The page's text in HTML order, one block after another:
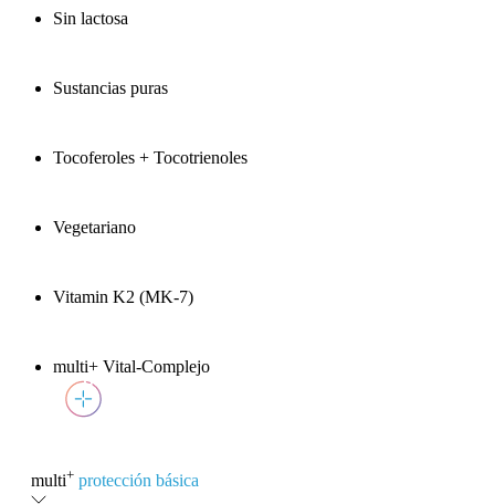
Sin lactosa
Sustancias puras
Tocoferoles + Tocotrienoles
Vegetariano
Vitamin K2 (MK-7)
multi+ Vital-Complejo
multi+ protección básica